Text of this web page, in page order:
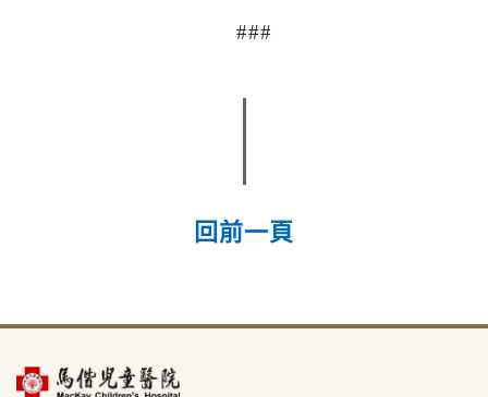
###
回前一頁